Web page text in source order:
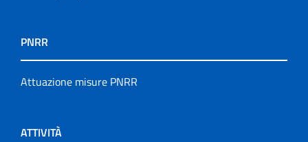
PNRR
Attuazione misure PNRR
ATTIVITÀ